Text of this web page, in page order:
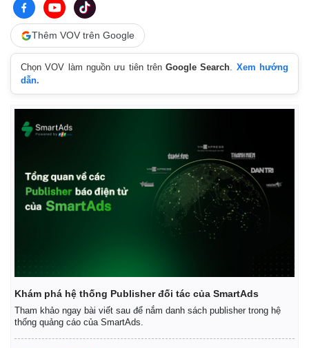
Thêm VOV trên Google
Chọn VOV làm nguồn ưu tiên trênGoogle Search. Xem hướng
dẫn.
Khám phá hệ thống Publisher đối tác của SmartAds
Tham khảo ngay bài viết sau để nắm danh sách publisher trong hệ
thống quảng cáo của SmartAds.